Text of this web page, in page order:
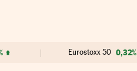
Eurostoxx 50 0,32%